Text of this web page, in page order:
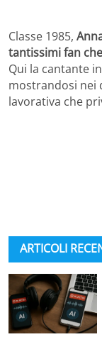
Classe 1985,
tantissimi fan
Qui la cantante
mostrandosi nei
lavorativa che
ARTICOLI